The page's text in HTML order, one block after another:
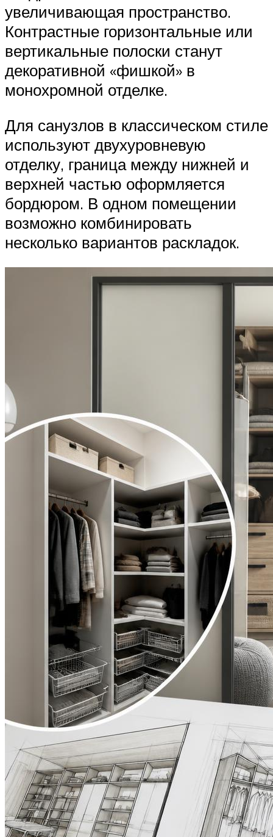
увеличивающая пространство.
Контрастные горизонтальные или
вертикальные полоски станут
декоративной «фишкой» в
монохромной отделке.
Для санузлов в классическом стиле
используют двухуровневую
отделку, граница между нижней и
верхней частью оформляется
бордюром. В одном помещении
возможно комбинировать
несколько вариантов раскладок.